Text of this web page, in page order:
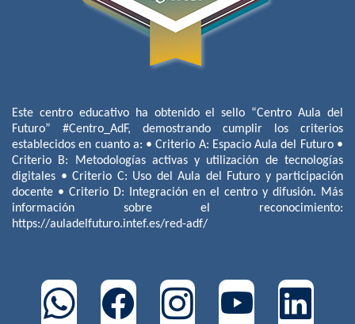
Este centro educativo ha obtenido el sello “Centro Aula del
Futuro” #Centro_AdF, demostrando cumplir los criterios
establecidos en cuanto a: • Criterio A: Espacio Aula del Futuro •
Criterio B: Metodologías activas y utilización de tecnologías
digitales • Criterio C: Uso del Aula del Futuro y participación
docente • Criterio D: Integración en el centro y difusión. Más
información sobre el reconocimiento:
https://auladelfuturo.intef.es/red-adf/